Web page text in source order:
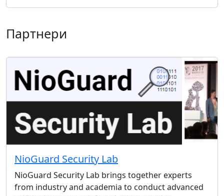
Партнери
NioGuard Security Lab
NioGuard Security Lab brings together experts
from industry and academia to conduct advanced